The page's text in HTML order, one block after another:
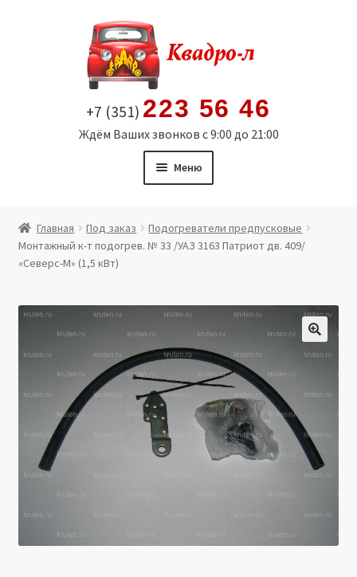
содержимому
+7 (351) 223 56 46
Ждём Ваших звонков с 9:00 до 21:00
Меню
Витрина
Политика в отношении обработки персональных
данных
Производители
Юридические данные
Главная Под заказ
Подогреватели предпусковые
Монтажный к-т подогрев. № 33 /УАЗ 3163 Патриот дв. 409/
«Северс-М» (1,5 кВт)
🔍